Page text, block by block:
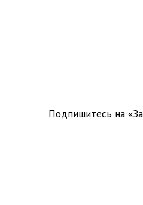
Подпишитесь на